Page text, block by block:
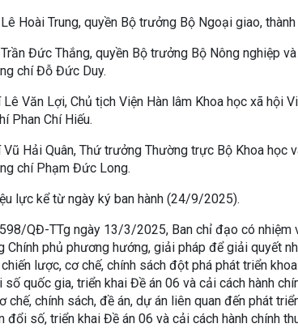
Hoài Trung, quyền Bộ trưởng Bộ Ngoại giao,
Đức Thắng, quyền Bộ trưởng Bộ Nông nghiệp
chí Đỗ Đức Duy.
Văn Lợi, Chủ tịch Viện Hàn lâm Khoa học xã hội
Phan Chí Hiếu.
Hải Quân, Thứ trưởng Thường trực Bộ Khoa học
chí Phạm Đức Long.
lực kể từ ngày ký ban hành (24/9/2025).
QĐ-TTg ngày 13/3/2025, Ban chỉ đạo có nhiệm
Chính phủ phương hướng, giải pháp để giải quyết
lược, cơ chế, chính sách đột phá phát triển
quốc gia, triển khai Đề án 06 và cải cách hành
chế, chính sách, đề án, dự án liên quan đến phát
đổi số, triển khai Đề án 06 và cải cách hành chính